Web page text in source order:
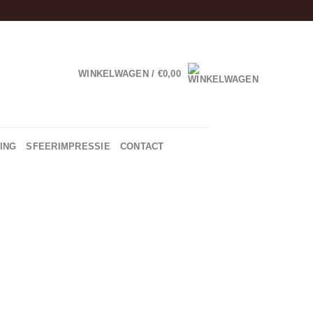
WINKELWAGEN / €0,00
SFEERIMPRESSIE CONTACT